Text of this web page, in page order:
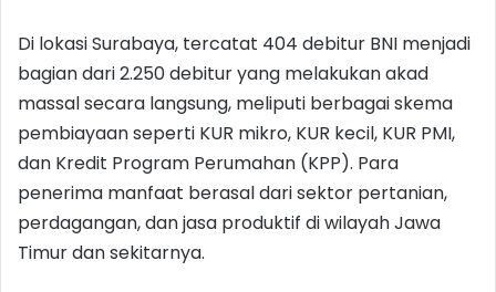
Di lokasi Surabaya, tercatat 404 debitur BNI menjadi
bagian dari 2.250 debitur yang melakukan akad
massal secara langsung, meliputi berbagai skema
pembiayaan seperti KUR mikro, KUR kecil, KUR PMI,
dan Kredit Program Perumahan (KPP). Para
penerima manfaat berasal dari sektor pertanian,
perdagangan, dan jasa produktif di wilayah Jawa
Timur dan sekitarnya.